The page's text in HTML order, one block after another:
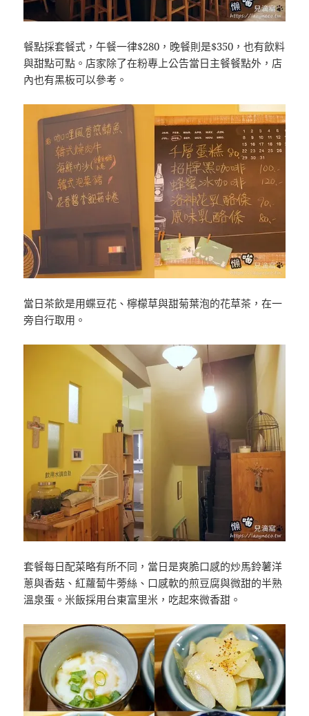
餐點採套餐式，午餐一律$280，晚餐則是$350，也有飲料
與甜點可點。店家除了在粉專上公告當日主餐餐點外，店
內也有黑板可以參考。
當日茶飲是用蝶豆花、檸檬草與甜菊葉泡的花草茶，在一
旁自行取用。
套餐每日配菜略有所不同，當日是爽脆口感的炒馬鈴薯洋
蔥與香菇、紅蘿蔔牛蒡絲、口感軟的煎豆腐與微甜的半熟
溫泉蛋。米飯採用台東富里米，吃起來微香甜。